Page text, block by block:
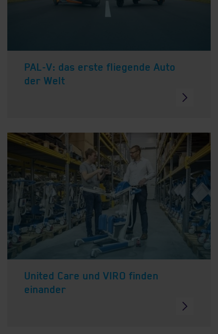
PAL-V: das erste fliegende Auto
der Welt
United Care und VIRO finden
einander